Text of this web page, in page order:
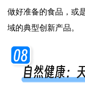
做好准备的食品，或
域的典型创新产品。